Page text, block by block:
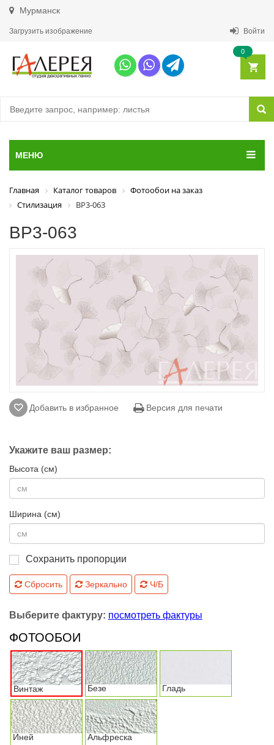
Мурманск
Загрузить изображение Войти
0
МЕНЮ
Главная Каталог товаров
Фотообои на заказ
Стилизация
ВР3-063
ВР3-063
Добавить в избранное Версия для печати
Укажите ваш размер:
Высота (см)
Ширина (см)
Сохранить пропорции
Сбросить Зеркально Ч/Б
Выберите фактуру: посмотреть фактуры
ФОТООБОИ
Винтаж Безе Гладь
Иней Альфреска